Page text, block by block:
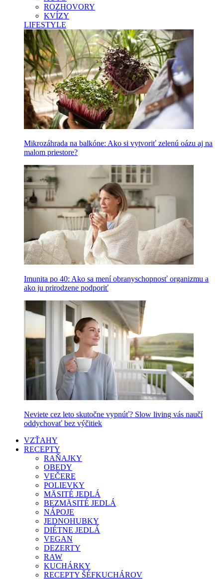
ROZHOVORY
KVÍZY
LIFESTYLE
Mikrozáhrada na balkóne: Ako si vytvoriť zelenú oázu aj na
malom priestore?
Imunita po 40: Ako sa mení obranyschopnosť organizmu a
ako ju prirodzene podporiť
Neviete cez leto skutočne vypnúť? Slow living vás naučí
oddychovať bez výčitiek
VZŤAHY
RECEPTY
RAŇAJKY
OBEDY
VEČERE
POLIEVKY
MÄSITÉ JEDLÁ
BEZMÄSITÉ JEDLÁ
NÁPOJE
JEDNOHUBKY
DIÉTNE JEDLÁ
VEGAN
DEZERTY
RAW
KUCHÁRKY
RECEPTY ŠÉFKUCHÁROV